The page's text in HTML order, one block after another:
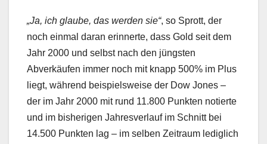
„Ja, ich glaube, das werden sie“, so Sprott, der
noch einmal daran erinnerte, dass Gold seit dem
Jahr 2000 und selbst nach den jüngsten
Abverkäufen immer noch mit knapp 500% im Plus
liegt, während beispielsweise der Dow Jones –
der im Jahr 2000 mit rund 11.800 Punkten notierte
und im bisherigen Jahresverlauf im Schnitt bei
14.500 Punkten lag – im selben Zeitraum lediglich